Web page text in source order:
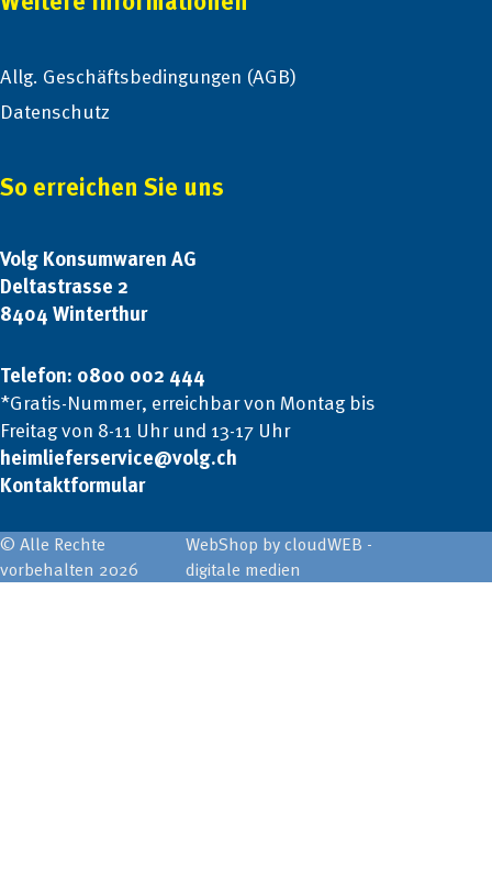
Allg. Geschäftsbedingungen (AGB)
Datenschutz
So erreichen Sie uns
Volg Konsumwaren AG
Deltastrasse 2
8404 Winterthur
Telefon: 0800 002 444
*Gratis-Nummer, erreichbar von Montag bis
Freitag von 8-11 Uhr und 13-17 Uhr
heimlieferservice@volg.ch
Kontaktformular
© Alle Rechte
vorbehalten 2026
WebShop by cloudWEB -
digitale medien